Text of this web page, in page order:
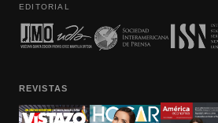
EDITORIAL
REVISTAS